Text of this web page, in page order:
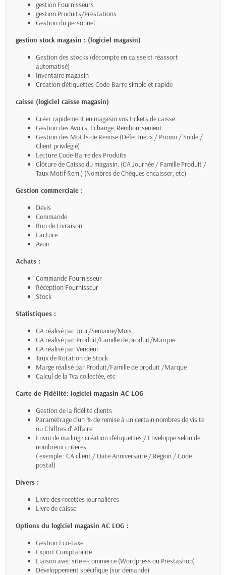
gestion Fournisseurs
gestion Produits/Prestations
Gestion du personnel
gestion stock magasin : (logiciel magasin)
Gestion des stocks (décompte en caisse et réassort
automatisé)
Inventaire magasin
Création d'étiquettes Code-Barre simple et rapide
caisse (logiciel caisse magasin)
Créer rapidement en magasin vos tickets de caisse
Gestion des Avoirs, Echange, Remboursement
Gestion des Motifs de Remise (Défectueux / Promo / Solde /
Client privilégié)
Lecture Code-Barre des Produits
Clôture de Caisse du magasin: (CA Journée / Famille Produit /
Taux Motif Rem.) (Nombres de Chèques encaisser, etc)
Gestion commerciale :
Devis
Commande
Bon de Livraison
Facture
Avoir
Achats :
Commande Fournisseur
Réception Fournisseur
Stock
Statistiques :
CA réalisé par Jour/Semaine/Mois
CA réalisé par Produit/Famille de produit/Marque
CA réalisé par Vendeur
Taux de Rotation de Stock
Marge réalisé par Produit/Famille de produit /Marque
Calcul de la Tva collectée, etc
Carte de Fidélité: logiciel magasin AC LOG
Gestion de la fidélité clients
Paramétrage d'un % de remise à un certain nombres de visite
ou Chiffres d' Affaire
Envoi de mailing : création d'étiquettes / Enveloppe selon de
nombreux critères
( exemple : CA client / Date Anniversaire / Région / Code
postal)
Divers :
Livre des recettes journalières
Livre de caisse
Options du logiciel magasin AC LOG :
Gestion Eco-taxe
Export Comptabilité
Liaison avec site e-commerce (Wordpress ou Prestashop)
Développement spécifique (sur demande)